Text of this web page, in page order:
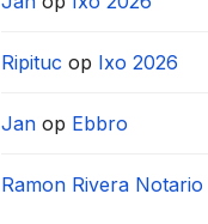
Ripituc op Ixo 2026
Jan op Ebbro
Ramon Rivera Notario